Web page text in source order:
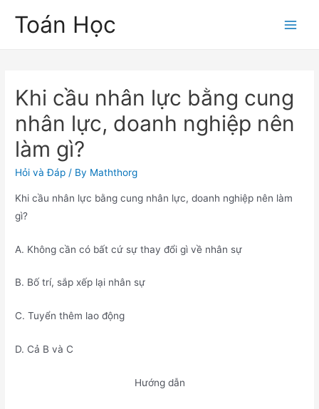
Toán Học
Khi cầu nhân lực bằng cung
nhân lực, doanh nghiệp nên
làm gì?
Hỏi và Đáp / By Maththorg
Khi cầu nhân lực bằng cung nhân lực, doanh nghiệp nên làm
gì?
A. Không cần có bất cứ sự thay đổi gì về nhân sự
B. Bố trí, sắp xếp lại nhân sự
C. Tuyển thêm lao động
D. Cả B và C
Hướng dẫn